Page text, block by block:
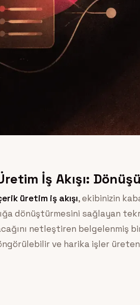
İş Akışı:
üretim iş akışı, ekibinizin
dönüştürmesini sağlayan
netleştiren belgelenmiş
ve harika işler